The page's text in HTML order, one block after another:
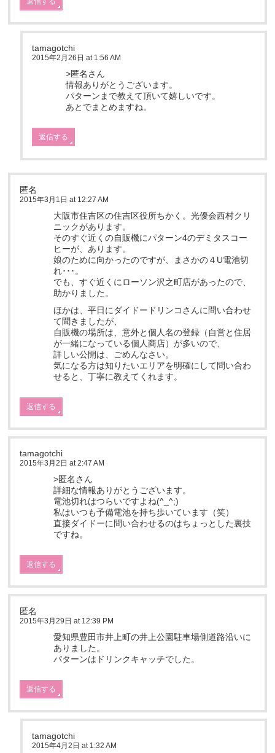
tamagotchi
2015年2月26日 at 1:56 AM
>匿名さん
情報ありがとうございます。
パターンまで教えて頂いて嬉しいです。
あとでまとめますね。
返信する
匿名
2015年3月1日 at 12:27 AM
大阪市住吉区の住吉区役所ちかく。光優会西村クリ
ニックがあります。
そのすぐ近くの自販機にパターン4のデミタスコー
ヒーが、あります。
娘のために向かったのですが、まさかの４U電池切
れ･･･。
でも、すぐ近くにローソン沢之町店があったので、
助かりました。
ほかは、平日にダイドードリンコさんに問い合わせ
て聞きましたが、
自販機の場所は、意外と個人名の登録（自営と住居
が一緒になっている個人商店）が多いので、
詳しい公開は、ごめんなさい。
気になる方は知りたいエリアを明確にして問い合わ
せると、丁寧に教えてくれます。
返信する
tamagotchi
2015年3月2日 at 2:47 AM
>匿名さん
詳細な情報ありがとうございます。
電池切れはつらいですよね(^_^;)
私はいつも予備電池を持ち歩いています（笑）
直接ダイドーに問い合わせるのはちょっとした裏技
ですね。
返信する
匿名
2015年3月29日 at 12:39 PM
愛知県豊田市井上町の井上公園駐車場側道路沿いに
ありました。
パターンはドリンクキャッチでした。
返信する
tamagotchi
2015年4月2日 at 1:32 AM